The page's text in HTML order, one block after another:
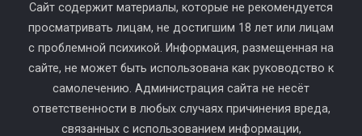
Сайт содержит материалы, которые не рекомендуется
просматривать лицам, не достигшим 18 лет или лицам
с проблемной психикой. Информация, размещенная на
сайте, не может быть использована как руководство к
самолечению. Администрация сайта не несёт
ответственности в любых случаях причинения вреда,
связанных с использованием информации,